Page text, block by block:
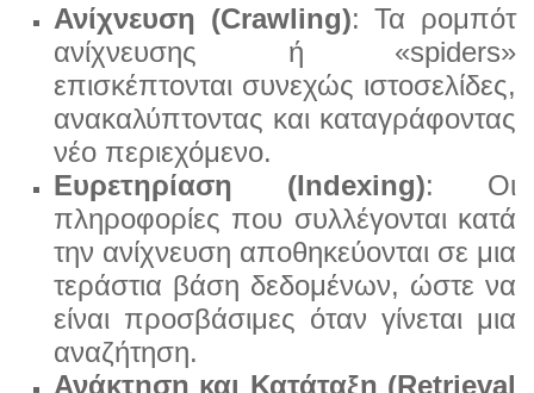
Ανίχνευση (Crawling): Τα ρομπότ
ανίχνευσης ή «spiders»
επισκέπτονται συνεχώς ιστοσελίδες,
ανακαλύπτοντας και καταγράφοντας
νέο περιεχόμενο.
Ευρετηρίαση (Indexing): Οι
πληροφορίες που συλλέγονται κατά
την ανίχνευση αποθηκεύονται σε μια
τεράστια βάση δεδομένων, ώστε να
είναι προσβάσιμες όταν γίνεται μια
αναζήτηση.
Ανάκτηση και Κατάταξη (Retrieval